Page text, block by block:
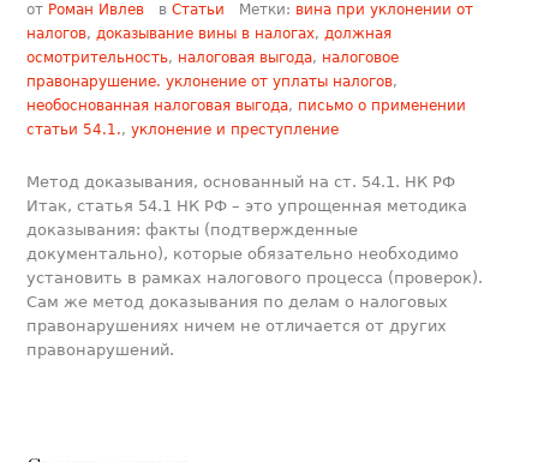
от Роман Ивлев вСтатьи Метки: вина при уклонении от
налогов,доказывание вины в налогах,должная
осмотрительность, налоговая выгода, налоговое
правонарушение. уклонение от уплаты налогов,
необоснованная налоговая выгода, письмо о применении
статьи 54.1.,уклонение и преступление
Метод доказывания, основанный на ст. 54.1. НК РФ
Итак, статья 54.1 НК РФ – это упрощенная методика
доказывания: факты (подтвержденные
документально), которые обязательно необходимо
установить в рамках налогового процесса (проверок).
Сам же метод доказывания по делам о налоговых
правонарушениях ничем не отличается от других
правонарушений.